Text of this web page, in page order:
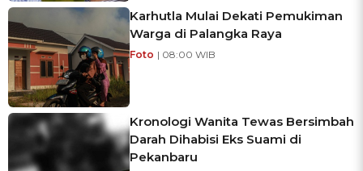
Karhutla Mulai Dekati Pemukiman
Warga di Palangka Raya
Foto | 08:00 WIB
Kronologi Wanita Tewas Bersimbah
Darah Dihabisi Eks Suami di
Pekanbaru